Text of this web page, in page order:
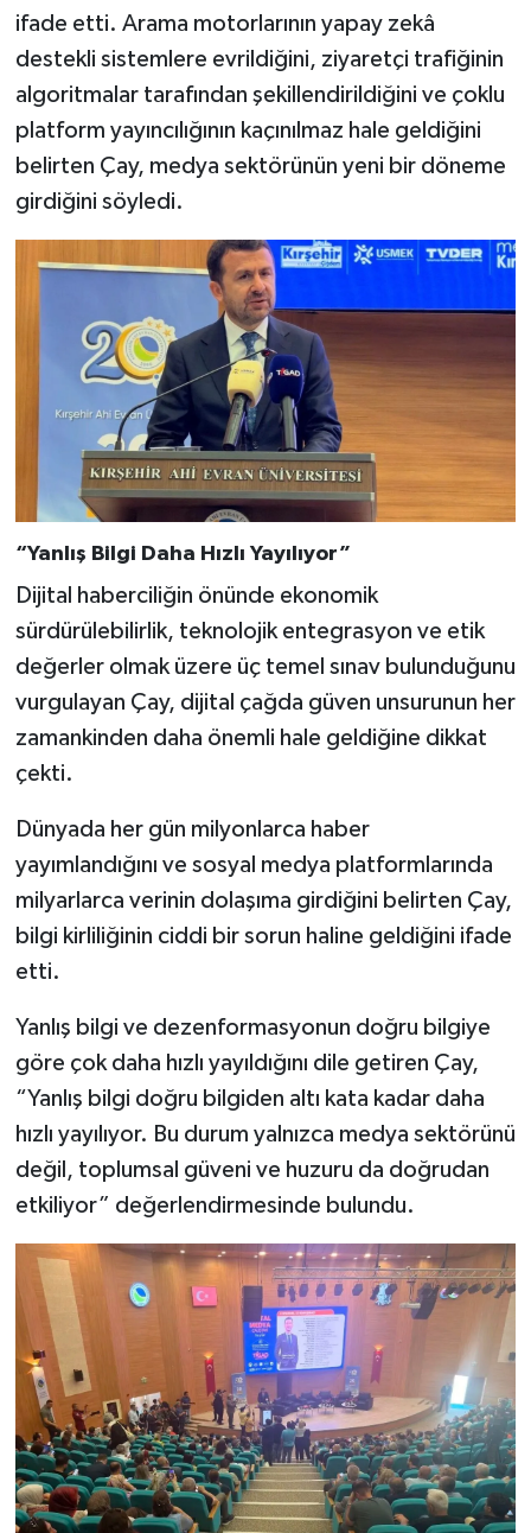
ifade etti. Arama motorlarının yapay zekâ
destekli sistemlere evrildiğini, ziyaretçi trafiğinin
algoritmalar tarafından şekillendirildiğini ve çoklu
platform yayıncılığının kaçınılmaz hale geldiğini
belirten Çay, medya sektörünün yeni bir döneme
girdiğini söyledi.
“Yanlış Bilgi Daha Hızlı Yayılıyor”
Dijital haberciliğin önünde ekonomik
sürdürülebilirlik, teknolojik entegrasyon ve etik
değerler olmak üzere üç temel sınav bulunduğunu
vurgulayan Çay, dijital çağda güven unsurunun her
zamankinden daha önemli hale geldiğine dikkat
çekti.
Dünyada her gün milyonlarca haber
yayımlandığını ve sosyal medya platformlarında
milyarlarca verinin dolaşıma girdiğini belirten Çay,
bilgi kirliliğinin ciddi bir sorun haline geldiğini ifade
etti.
Yanlış bilgi ve dezenformasyonun doğru bilgiye
göre çok daha hızlı yayıldığını dile getiren Çay,
“Yanlış bilgi doğru bilgiden altı kata kadar daha
hızlı yayılıyor. Bu durum yalnızca medya sektörünü
değil, toplumsal güveni ve huzuru da doğrudan
etkiliyor” değerlendirmesinde bulundu.